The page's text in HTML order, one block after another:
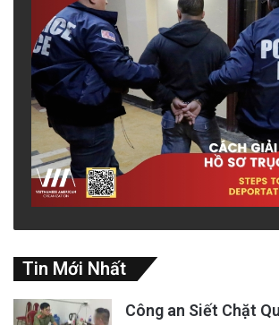
Tin Mới Nhất
Công an Siết Chặt